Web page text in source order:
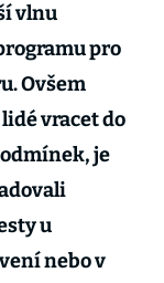
vlnu
pro
Ovšem
vracet do
je
u
nebo v